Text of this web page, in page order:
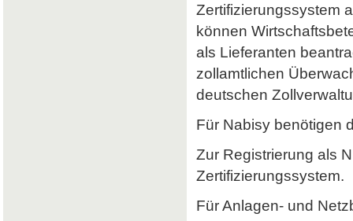
Zertifizierungssystem
können
als Lieferanten
zollamtlichen
deutschen
Für Nabisy benötigen
Zur Registrierung als
Zertifizierungssystem.
Für Anlagen- und